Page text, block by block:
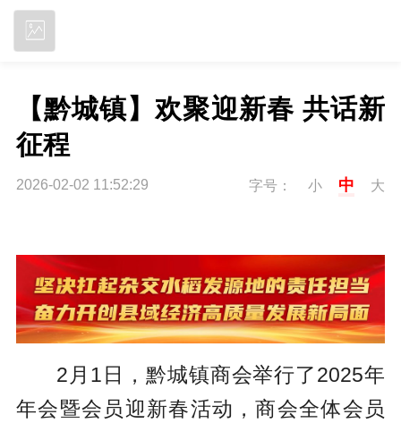
【黔城镇】欢聚迎新春 共话新
征程
2026-02-02 11:52:29 字号： 小 中 大
2月1日，黔城镇商会举行了2025年
年会暨会员迎新春活动，商会全体会员